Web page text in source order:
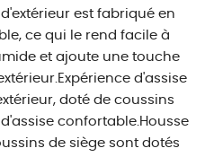
est fabriqué en
ce qui le rend facile à
et ajoute une touche
d'assise
doté de coussins
confortable.Housse
de siège sont dotés